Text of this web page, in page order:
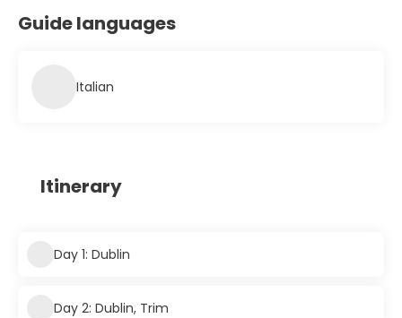
Guide languages
Italian
Itinerary
Day 1: Dublin
Day 2: Dublin, Trim